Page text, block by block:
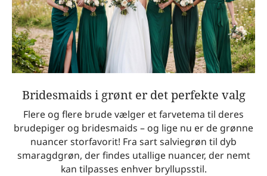
Bridesmaids i grønt er det perfekte valg
Flere og flere brude vælger et farvetema til deres
brudepiger og bridesmaids – og lige nu er de grønne
nuancer storfavorit! Fra sart salviegrøn til dyb
smaragdgrøn, der findes utallige nuancer, der nemt
kan tilpasses enhver bryllupsstil.